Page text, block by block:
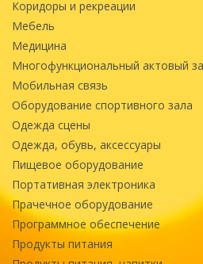
Коридоры и рекреации
Мебель
Медицина
Многофункциональный актовый
Мобильная связь
Оборудование спортивного зала
Одежда сцены
Одежда, обувь, аксессуары
Пищевое оборудование
Портативная электроника
Прачечное оборудование
Программное обеспечение
Продукты питания